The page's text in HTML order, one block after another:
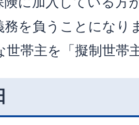
務を負うことになり
世帯主を「擬制世帯